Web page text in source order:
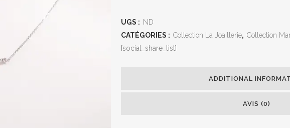
UGS : ND
CATÉGORIES : Collection La Joaillerie, Collection
[social_share_list]
ADDITIONAL
AVIS (0)